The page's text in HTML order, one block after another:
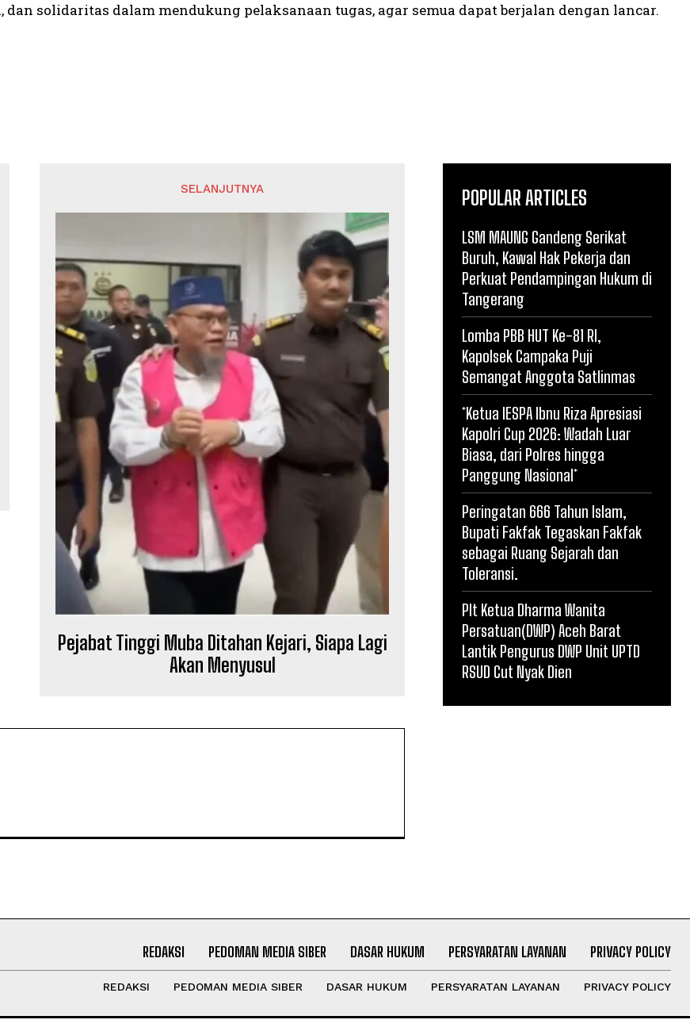
dan solidaritas dalam mendukung pelaksanaan tugas, agar semua dapat berjalan dengan lancar.
SELANJUTNYA
Pejabat Tinggi Muba Ditahan Kejari, Siapa Lagi
Akan Menyusul
POPULAR ARTICLES
LSM MAUNG Gandeng Serikat
Buruh, Kawal Hak Pekerja dan
Perkuat Pendampingan Hukum di
Tangerang
Lomba PBB HUT Ke-81 RI,
Kapolsek Campaka Puji
Semangat Anggota Satlinmas
*Ketua IESPA Ibnu Riza Apresiasi
Kapolri Cup 2026: Wadah Luar
Biasa, dari Polres hingga
Panggung Nasional*
Peringatan 666 Tahun Islam,
Bupati Fakfak Tegaskan Fakfak
sebagai Ruang Sejarah dan
Toleransi.
Plt Ketua Dharma Wanita
Persatuan(DWP) Aceh Barat
Lantik Pengurus DWP Unit UPTD
RSUD Cut Nyak Dien
REDAKSI PEDOMAN MEDIA SIBER DASAR HUKUM PERSYARATAN LAYANAN PRIVACY POLICY
REDAKSI PEDOMAN MEDIA SIBER DASAR HUKUM PERSYARATAN LAYANAN PRIVACY POLICY